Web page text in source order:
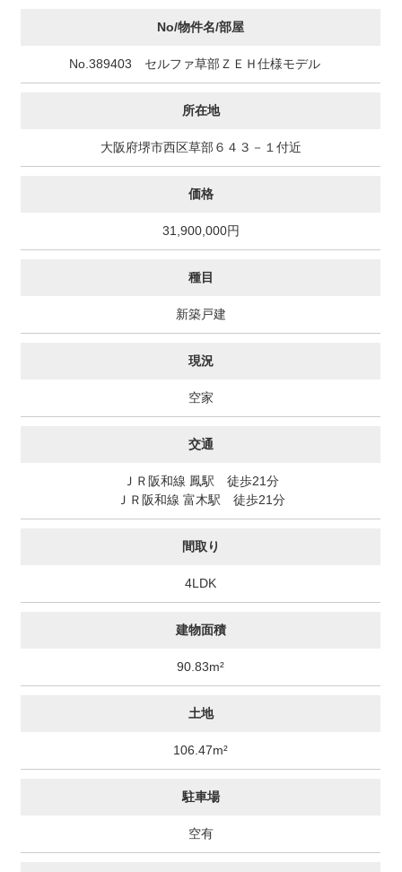
No/物件名/部屋
No.389403 セルファ草部ＺＥＨ仕様モデル
所在地
大阪府堺市西区草部６４３－１付近
価格
31,900,000円
種目
新築戸建
現況
空家
交通
ＪＲ阪和線 鳳駅 徒歩21分
ＪＲ阪和線 富木駅 徒歩21分
間取り
4LDK
建物面積
90.83m²
土地
106.47m²
駐車場
空有